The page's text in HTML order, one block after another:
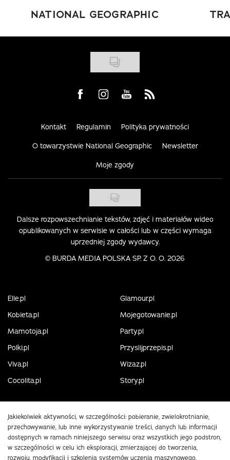
NATIONAL GEOGRAPHIC
Visit us on Facebook
Visit us on Instagram
Visit us on Youtube
Visit us on Rss
Kontakt Regulamin Polityka prywatności
O towarzystwie National Geographic Newsletter
Moje zgody
Dalsze rozpowszechnianie tekstów, zdjęć i materiałów wideo
opublikowanych w serwisie w całości lub w części wymaga
uprzedniej zgody wydawcy.
© BURDA MEDIA POLSKA SP. Z O. O. 2026
Elle.pl
Glamour.pl
Kobieta.pl
Mojegotowanie.pl
Mamotoja.pl
Party.pl
Polki.pl
Przyslijprzepis.pl
Viva.pl
Wizaz.pl
Cocolita.pl
Story.pl
Jakiekolwiek aktywności, w szczególności: pobieranie, zwielokrotnianie,
przechowywanie, lub inne wykorzystywanie treści, danych lub informacji
dostępnych w ramach niniejszego serwisu oraz wszystkich jego podstron,
w szczególności w celu ich eksploracji, zmierzającej do tworzenia,
rozwoju, modyfikacji i szkolenia systemów uczenia maszynowego,